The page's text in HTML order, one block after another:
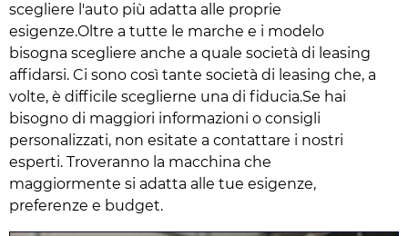
scegliere l'auto più adatta alle proprie
esigenze.Oltre a tutte le marche e i modelo
bisogna scegliere anche a quale società di leasing
affidarsi. Ci sono così tante società di leasing che, a
volte, è difficile sceglierne una di fiducia.Se hai
bisogno di maggiori informazioni o consigli
personalizzati, non esitate a contattare i nostri
esperti. Troveranno la macchina che
maggiormente si adatta alle tue esigenze,
preferenze e budget.